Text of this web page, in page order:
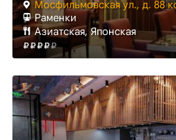
Мосфильмовская ул., д. 88
Раменки
Азиатская, Японская